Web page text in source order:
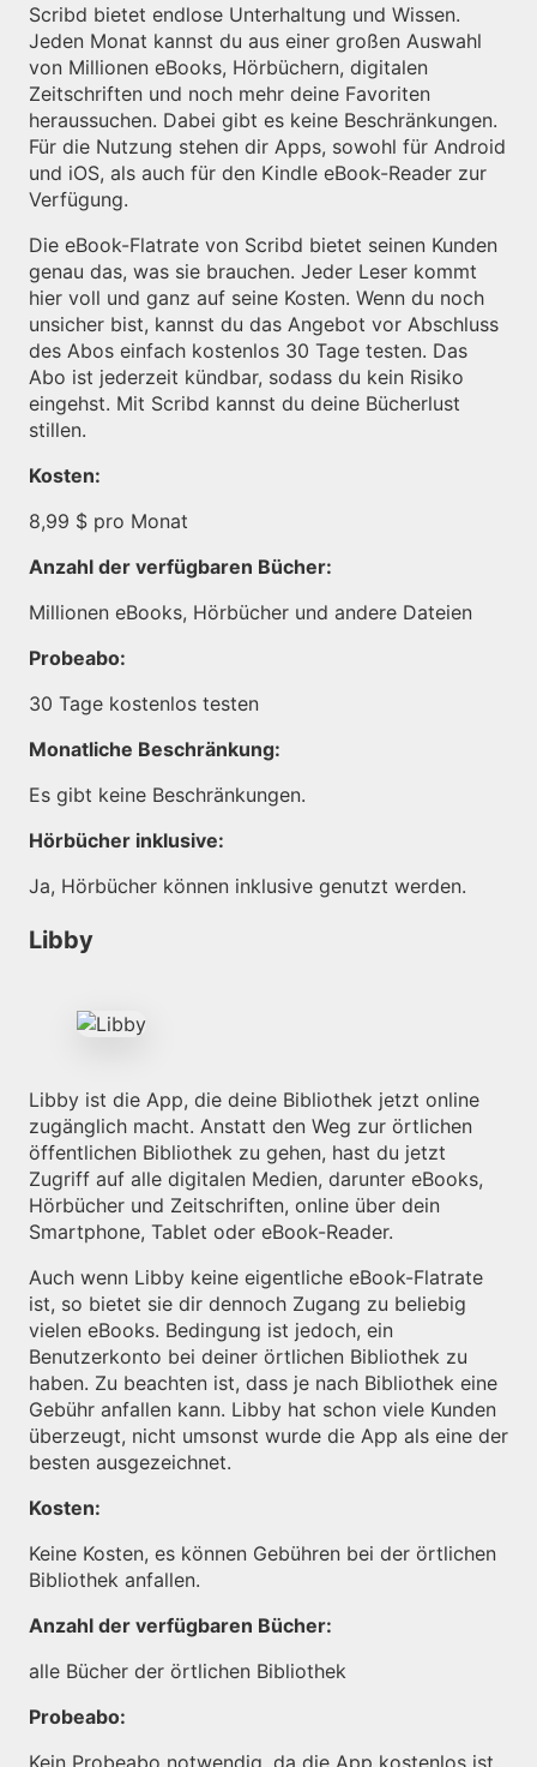
Scribd bietet endlose Unterhaltung und Wissen.
Jeden Monat kannst du aus einer großen Auswahl
von Millionen eBooks, Hörbüchern, digitalen
Zeitschriften und noch mehr deine Favoriten
heraussuchen. Dabei gibt es keine Beschränkungen.
Für die Nutzung stehen dir Apps, sowohl für Android
und iOS, als auch für den Kindle eBook-Reader zur
Verfügung.
Die eBook-Flatrate von Scribd bietet seinen Kunden
genau das, was sie brauchen. Jeder Leser kommt
hier voll und ganz auf seine Kosten. Wenn du noch
unsicher bist, kannst du das Angebot vor Abschluss
des Abos einfach kostenlos 30 Tage testen. Das
Abo ist jederzeit kündbar, sodass du kein Risiko
eingehst. Mit Scribd kannst du deine Bücherlust
stillen.
Kosten:
8,99 $ pro Monat
Anzahl der verfügbaren Bücher:
Millionen eBooks, Hörbücher und andere Dateien
Probeabo:
30 Tage kostenlos testen
Monatliche Beschränkung:
Es gibt keine Beschränkungen.
Hörbücher inklusive:
Ja, Hörbücher können inklusive genutzt werden.
Libby
Libby ist die App, die deine Bibliothek jetzt online
zugänglich macht. Anstatt den Weg zur örtlichen
öffentlichen Bibliothek zu gehen, hast du jetzt
Zugriff auf alle digitalen Medien, darunter eBooks,
Hörbücher und Zeitschriften, online über dein
Smartphone, Tablet oder eBook-Reader.
Auch wenn Libby keine eigentliche eBook-Flatrate
ist, so bietet sie dir dennoch Zugang zu beliebig
vielen eBooks. Bedingung ist jedoch, ein
Benutzerkonto bei deiner örtlichen Bibliothek zu
haben. Zu beachten ist, dass je nach Bibliothek eine
Gebühr anfallen kann. Libby hat schon viele Kunden
überzeugt, nicht umsonst wurde die App als eine der
besten ausgezeichnet.
Kosten:
Keine Kosten, es können Gebühren bei der örtlichen
Bibliothek anfallen.
Anzahl der verfügbaren Bücher:
alle Bücher der örtlichen Bibliothek
Probeabo:
Kein Probeabo notwendig, da die App kostenlos ist.